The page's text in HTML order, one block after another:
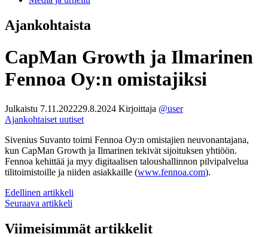
Ajankohtaista
CapMan Growth ja Ilmarinen
Fennoa Oy:n omistajiksi
Julkaistu 7.11.202229.8.2024 Kirjoittaja @user
Ajankohtaiset uutiset
Sivenius Suvanto toimi Fennoa Oy:n omistajien neuvonantajana,
kun CapMan Growth ja Ilmarinen tekivät sijoituksen yhtiöön.
Fennoa kehittää ja myy digitaalisen taloushallinnon pilvipalvelua
tilitoimistoille ja niiden asiakkaille (www.fennoa.com).
Artikkelien
selaus
Edellinen artikkeli
Seuraava artikkeli
Viimeisimmät artikkelit